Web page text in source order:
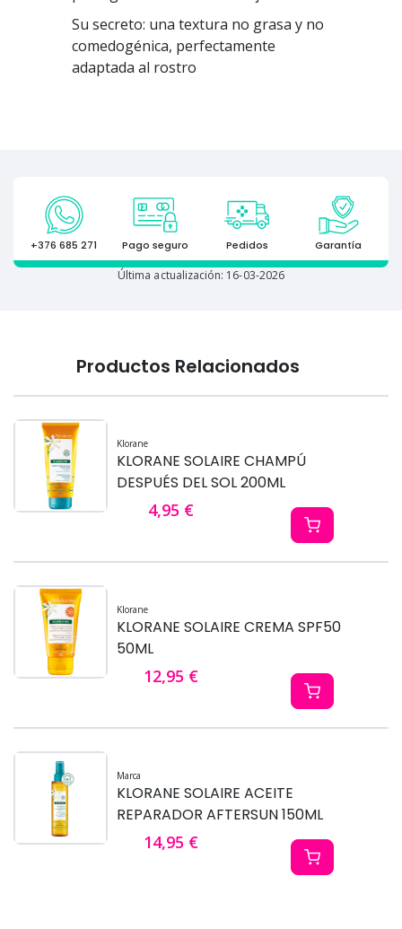
Su secreto: una textura no grasa y no
comedogénica, perfectamente
adaptada al rostro
+376 685 271 Pago seguro Pedidos Garantía
Última actualización: 16-03-2026
Productos Relacionados
Klorane
KLORANE SOLAIRE CHAMPÚ
DESPUÉS DEL SOL 200ML
4,95 €
Klorane
KLORANE SOLAIRE CREMA SPF50
50ML
12,95 €
Marca
KLORANE SOLAIRE ACEITE
REPARADOR AFTERSUN 150ML
14,95 €